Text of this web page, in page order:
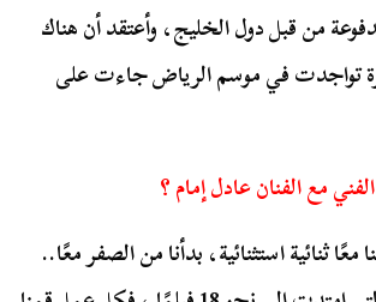
من قبل دول الخليج، وأعتقد أن هناك
تواجدت في موسم الرياض جاءت على
مع الفنان عادل إمام ؟
معًا ثنائية استثنائية، بدأنا من الصفر معًا..